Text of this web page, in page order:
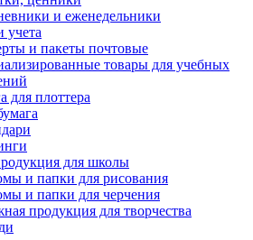
и еженедельники
учета
и пакеты почтовые
товары для учебных
для плоттера
для школы
и папки для рисования
и папки для черчения
продукция для творчества